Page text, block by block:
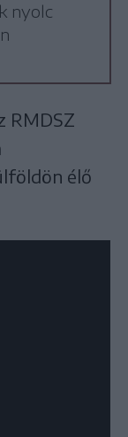
nyolc
RMDSZ
élő